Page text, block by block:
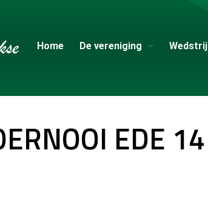
Home De vereniging
EDE